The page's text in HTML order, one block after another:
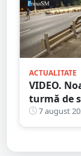
ACTUALITATE
VIDEO.
turmă de
Gest de
7 august